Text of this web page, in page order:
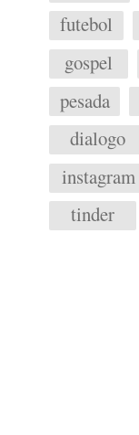
futebol
gospel
pesada
dialogo
instagram
tinder